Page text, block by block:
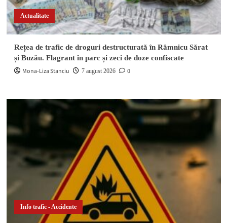
Actualitate
Rețea de trafic de droguri destructurată în Râmnicu Sărat
și Buzău. Flagrant în parc și zeci de doze confiscate
Mona-Liza Stanciu 7 august 2026 0
Info trafic - Accidente